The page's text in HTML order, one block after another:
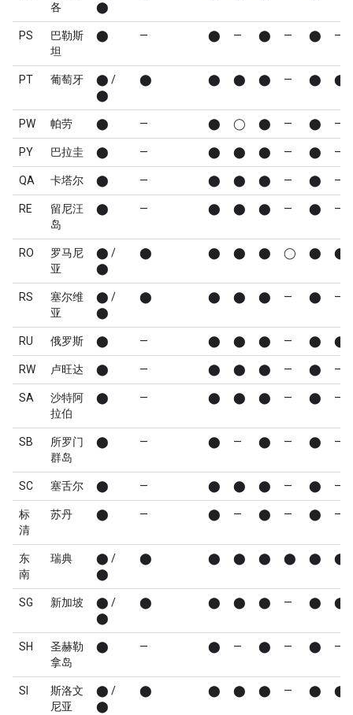
各
⬤
PS
巴勒斯
坦
⬤ — ⬤ — ⬤ — ⬤ —
PT 葡萄牙
⬤ /
⬤
⬤ ⬤ ⬤ ⬤ — ⬤ ⬤
PW 帕劳 ⬤ — ⬤ ◯ ⬤ — ⬤ —
PY 巴拉圭 ⬤ — ⬤ ⬤ ⬤ — ⬤ —
QA 卡塔尔 ⬤ — ⬤ ⬤ ⬤ — ⬤ —
RE
留尼汪
岛
⬤ — ⬤ ⬤ ⬤ — ⬤ —
RO
罗马尼
亚
⬤ /
⬤
⬤ ⬤ ⬤ ⬤ ◯ ⬤ ⬤
RS
塞尔维
亚
⬤ /
⬤
⬤ ⬤ ⬤ ⬤ — ⬤ —
RU 俄罗斯 ⬤ — ⬤ ⬤ ⬤ — ⬤ ⬤
RW 卢旺达 ⬤ — ⬤ ⬤ ⬤ — ⬤ —
SA
沙特阿
拉伯
⬤ — ⬤ ⬤ ⬤ — ⬤ —
SB
所罗门
群岛
⬤ — ⬤ — ⬤ — ⬤ —
SC 塞舌尔 ⬤ — ⬤ ⬤ ⬤ — ⬤ —
标
清
苏丹 ⬤ — ⬤ — ⬤ — ⬤ —
东
南
瑞典
⬤ /
⬤
⬤ ⬤ ⬤ ⬤ ⬤ ⬤ ⬤
SG 新加坡
⬤ /
⬤
⬤ ⬤ ⬤ ⬤ — ⬤ ⬤
SH
圣赫勒
拿岛
⬤ — ⬤ — ⬤ — ⬤ —
SI
斯洛文
尼亚
⬤ /
⬤
⬤ ⬤ ⬤ ⬤ — ⬤ ⬤